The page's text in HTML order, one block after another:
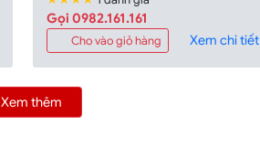
Gọi 0982.161.161
Cho vào giỏ hàng Xem chi tiết
Xem thêm